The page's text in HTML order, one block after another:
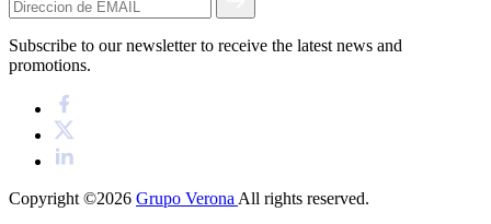
Subscribe to our newsletter to receive the latest news and
promotions.
Copyright ©2026 Grupo Verona All rights reserved.